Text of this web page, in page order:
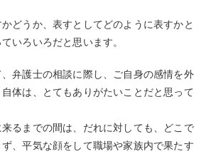
どうか、表すとしてどのように表すかと
いろいろだと思います。
弁護士の相談に際し、ご自身の感情を外
体は、とてもありがたいことだと思って
るまでの間は、だれに対しても、どこで
、平気な顔をして職場や家族内で果たす